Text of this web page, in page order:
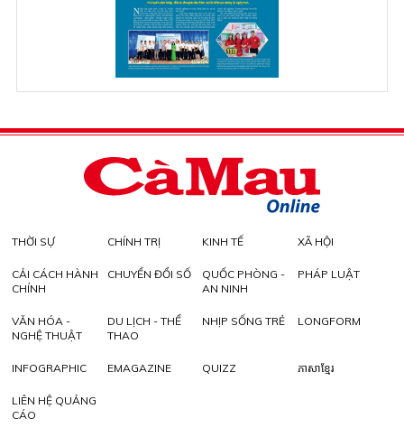
THỜI SỰ CHÍNH TRỊ KINH TẾ XÃ HỘI
CẢI CÁCH HÀNH
CHÍNH
CHUYỂN ĐỔI SỐ
QUỐC PHÒNG -
AN NINH
PHÁP LUẬT
VĂN HÓA -
NGHỆ THUẬT
DU LỊCH - THỂ
THAO
NHỊP SỐNG TRẺ LONGFORM
INFOGRAPHIC EMAGAZINE QUIZZ ភាសាខ្មែរ
LIÊN HỆ QUẢNG
CÁO